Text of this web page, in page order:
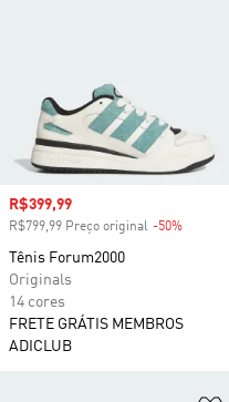
Preço com desconto
R$399,99
R$799,99 Preço original -50%
Tênis Forum2000
Originals
14 cores
FRETE GRÁTIS MEMBROS
ADICLUB